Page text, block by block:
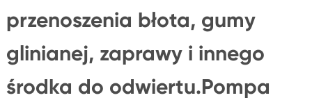
przenoszenia błota, gumy
glinianej, zaprawy i innego
środka do odwiertu.Pompa